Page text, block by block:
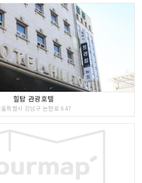
힐탑 관광호텔
특별시 강남구 논현로 647